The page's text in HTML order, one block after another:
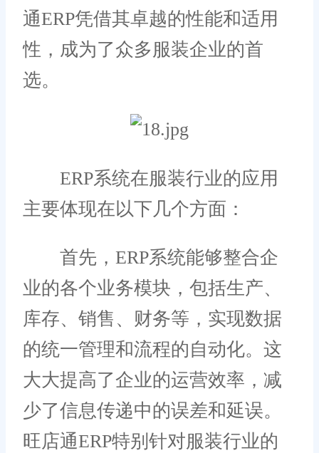
通ERP凭借其卓越的性能和适用
性，成为了众多服装企业的首
选。
ERP系统在服装行业的应用
主要体现在以下几个方面：
首先，ERP系统能够整合企
业的各个业务模块，包括生产、
库存、销售、财务等，实现数据
的统一管理和流程的自动化。这
大大提高了企业的运营效率，减
少了信息传递中的误差和延误。
旺店通ERP特别针对服装行业的